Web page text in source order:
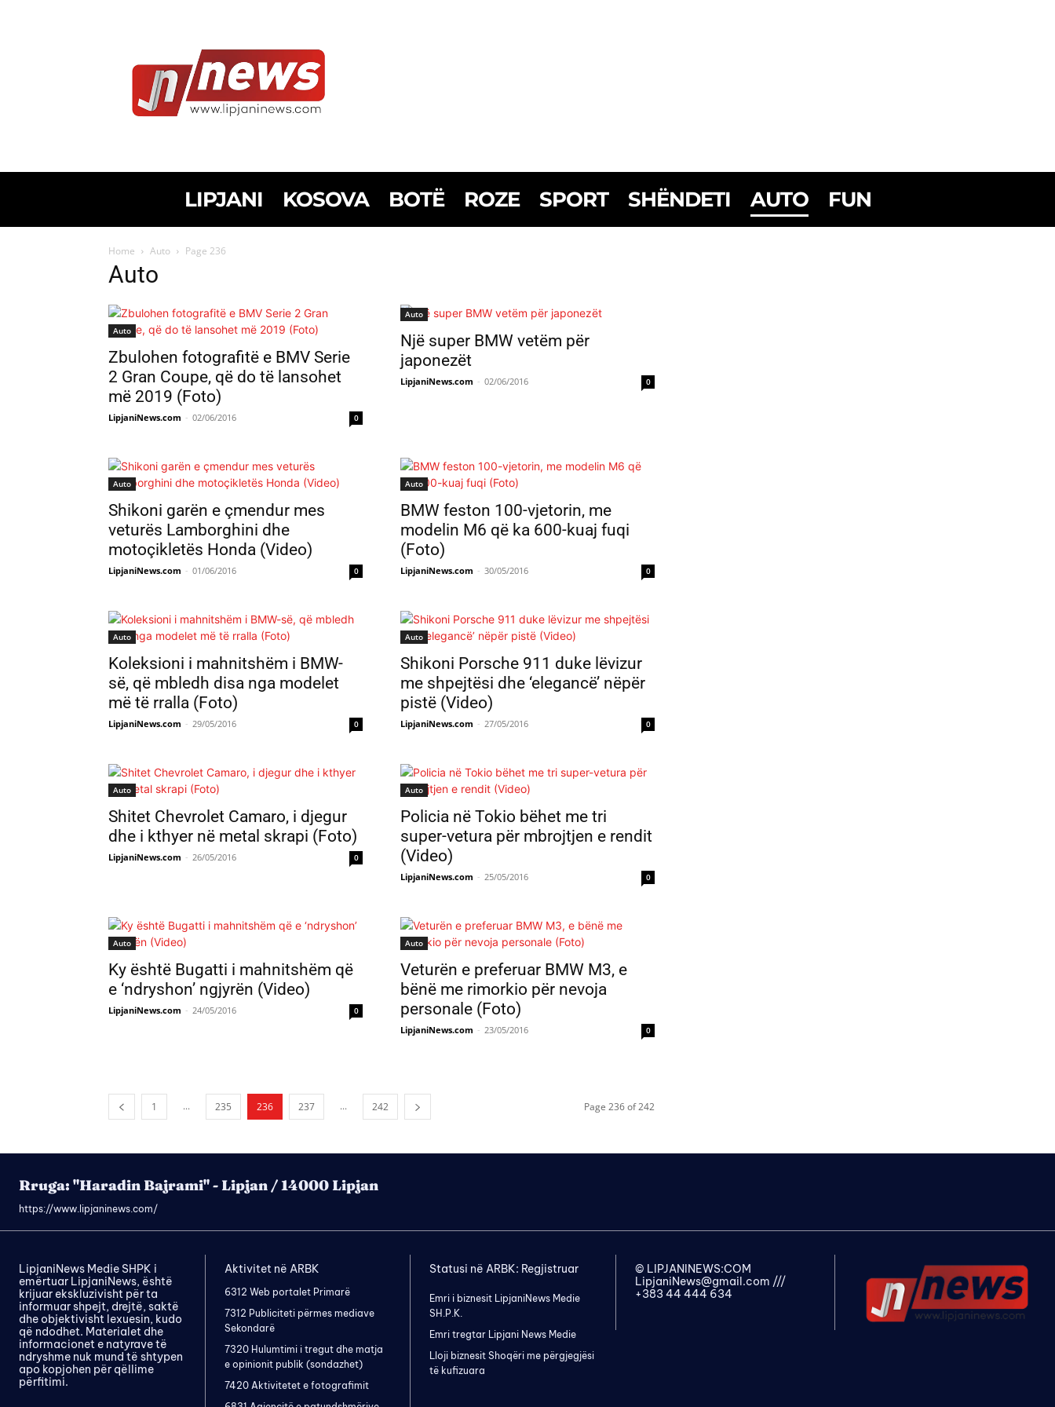
LIPJANI KOSOVA BOTË ROZE SPORT SHËNDETI AUTO FUN
Home Auto Page 236
Auto
Auto
Zbulohen fotografitë e BMV Serie
2 Gran Coupe, që do të lansohet
më 2019 (Foto)
LipjaniNews.com - 02/06/2016 0
Auto
Një super BMW vetëm për
japonezët
LipjaniNews.com - 02/06/2016 0
Auto
Shikoni garën e çmendur mes
veturës Lamborghini dhe
motoçikletës Honda (Video)
LipjaniNews.com - 01/06/2016 0
Auto
BMW feston 100-vjetorin, me
modelin M6 që ka 600-kuaj fuqi
(Foto)
LipjaniNews.com - 30/05/2016 0
Auto
Koleksioni i mahnitshëm i BMW-
së, që mbledh disa nga modelet
më të rralla (Foto)
LipjaniNews.com - 29/05/2016 0
Auto
Shikoni Porsche 911 duke lëvizur
me shpejtësi dhe ‘elegancë’ nëpër
pistë (Video)
LipjaniNews.com - 27/05/2016 0
Auto
Shitet Chevrolet Camaro, i djegur
dhe i kthyer në metal skrapi (Foto)
LipjaniNews.com - 26/05/2016 0
Auto
Policia në Tokio bëhet me tri
super-vetura për mbrojtjen e rendit
(Video)
LipjaniNews.com - 25/05/2016 0
Auto
Ky është Bugatti i mahnitshëm që
e ‘ndryshon’ ngjyrën (Video)
LipjaniNews.com - 24/05/2016 0
Auto
Veturën e preferuar BMW M3, e
bënë me rimorkio për nevoja
personale (Foto)
LipjaniNews.com - 23/05/2016 0
1 ... 235 236 237 ... 242 Page 236 of 242
Rruga: "Haradin Bajrami" - Lipjan / 14000 Lipjan
https://www.lipjaninews.com/
LipjaniNews Medie SHPK i
emërtuar LipjaniNews, është
krijuar ekskluzivisht për ta
informuar shpejt, drejtë, saktë
dhe objektivisht lexuesin, kudo
që ndodhet. Materialet dhe
informacionet e natyrave të
ndryshme nuk mund të shtypen
apo kopjohen për qëllime
përfitimi.
Aktivitet në ARBK
6312 Web portalet Primarë
7312 Publiciteti përmes mediave
Sekondarë
7320 Hulumtimi i tregut dhe matja
e opinionit publik (sondazhet)
7420 Aktivitetet e fotografimit
Statusi në ARBK: Regjistruar
Emri i biznesit LipjaniNews Medie
SH.P.K.
Emri tregtar Lipjani News Medie
Lloji biznesit Shoqëri me përgjegjësi
të kufizuara
© LIPJANINEWS:COM
LipjaniNews@gmail.com ///
+383 44 444 634